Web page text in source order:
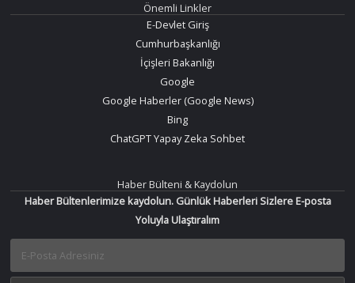
Önemli Linkler
E-Devlet Giriş
Cumhurbaşkanlığı
İçişleri Bakanlığı
Google
Google Haberler (Google News)
Bing
ChatGPT Yapay Zeka Sohbet
Haber Bülteni & Kaydolun
Haber Bültenlerimize kaydolun. Günlük Haberleri Sizlere E-posta
Yoluyla Ulaştıralım